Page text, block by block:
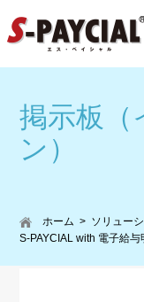
掲示板（
ン）
ホーム ソリュー
S-PAYCIAL with 電子給